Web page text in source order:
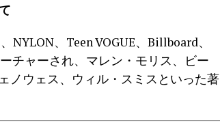
、Teen VOGUE、Billboard、
チャーされ、マレン・モリス、ビー
ノウェス、ウィル・スミスといった著